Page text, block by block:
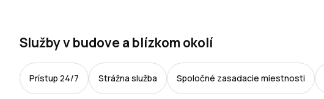
Služby v budove a blízkom okolí
Prístup 24/7 Strážna služba Spoločné zasadacie miestnosti